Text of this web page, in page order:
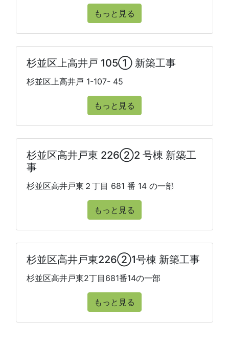
もっと見る
杉並区上高井戸 105① 新築工事
杉並区上高井戸 1-107- 45
もっと見る
杉並区高井戸東 226②2 号棟 新築工
事
杉並区高井戸東２丁目 681 番 14 の一部
もっと見る
杉並区高井戸東226②1号棟 新築工事
杉並区高井戸東2丁目681番14の一部
もっと見る